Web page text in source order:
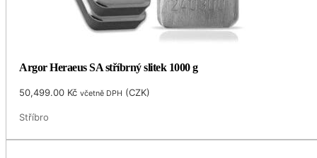
Argor Heraeus SA stříbrný slitek 1000 g
50,499.00 Kč včetně DPH (CZK)
Stříbro